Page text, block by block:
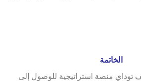
الخاتمة
توداي منصة استراتيجية للوصول إلى